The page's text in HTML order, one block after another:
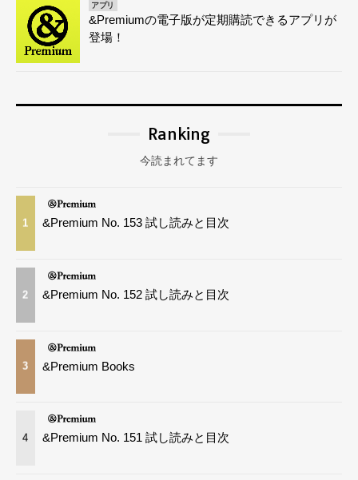
アプリ
&Premiumの電子版が定期購読できるアプリが
登場！
Ranking
今読まれてます
1 &Premium No. 153 試し読みと目次
2 &Premium No. 152 試し読みと目次
3 &Premium Books
4 &Premium No. 151 試し読みと目次